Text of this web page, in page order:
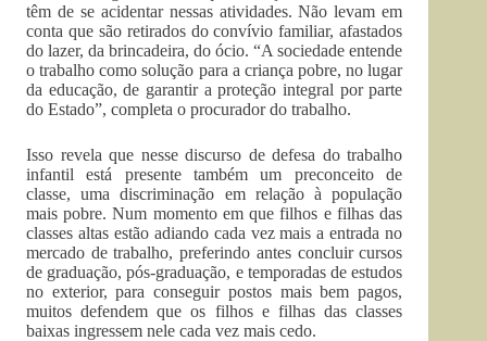
têm de se acidentar nessas atividades. Não levam em
conta que são retirados do convívio familiar, afastados
do lazer, da brincadeira, do ócio. “A sociedade entende
o trabalho como solução para a criança pobre, no lugar
da educação, de garantir a proteção integral por parte
do Estado”, completa o procurador do trabalho.
Isso revela que nesse discurso de defesa do trabalho
infantil está presente também um preconceito de
classe, uma discriminação em relação à população
mais pobre. Num momento em que filhos e filhas das
classes altas estão adiando cada vez mais a entrada no
mercado de trabalho, preferindo antes concluir cursos
de graduação, pós-graduação, e temporadas de estudos
no exterior, para conseguir postos mais bem pagos,
muitos defendem que os filhos e filhas das classes
baixas ingressem nele cada vez mais cedo.